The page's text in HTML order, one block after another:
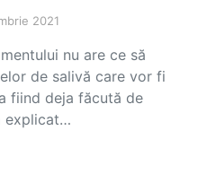
2021
nu are ce să
de salivă care vor fi
fiind deja făcută de
explicat…